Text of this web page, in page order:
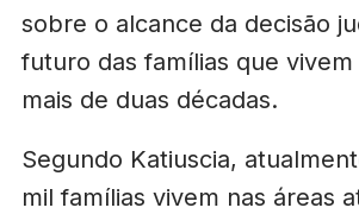
sobre o alcance da decisão
futuro das famílias que vivem
mais de duas décadas.
Segundo Katiuscia,
mil famílias vivem nas áreas